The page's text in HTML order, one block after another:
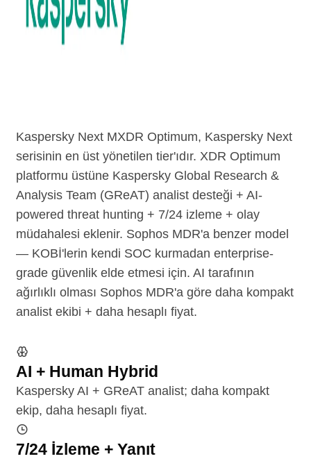
Kaspersky Next MXDR Optimum, Kaspersky Next
serisinin en üst yönetilen tier'ıdır. XDR Optimum
platformu üstüne Kaspersky Global Research &
Analysis Team (GReAT) analist desteği + AI-
powered threat hunting + 7/24 izleme + olay
müdahalesi eklenir. Sophos MDR'a benzer model
— KOBİ'lerin kendi SOC kurmadan enterprise-
grade güvenlik elde etmesi için. AI tarafının
ağırlıklı olması Sophos MDR'a göre daha kompakt
analist ekibi + daha hesaplı fiyat.
AI + Human Hybrid
Kaspersky AI + GReAT analist; daha kompakt
ekip, daha hesaplı fiyat.
7/24 İzleme + Yanıt